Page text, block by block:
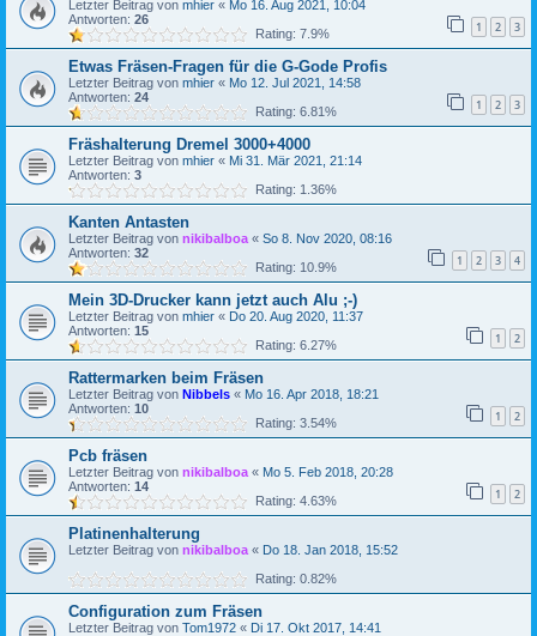
Letzter Beitrag von mhier « Mo 16. Aug 2021, 10:04
Antworten: 26 1 2 3
Rating: 7.9%
Etwas Fräsen-Fragen für die G-Gode Profis
Letzter Beitrag von mhier « Mo 12. Jul 2021, 14:58
Antworten: 24 1 2 3
Rating: 6.81%
Fräshalterung Dremel 3000+4000
Letzter Beitrag von mhier « Mi 31. Mär 2021, 21:14
Antworten: 3
Rating: 1.36%
Kanten Antasten
Letzter Beitrag von nikibalboa « So 8. Nov 2020, 08:16
Antworten: 32 1 2 3 4
Rating: 10.9%
Mein 3D-Drucker kann jetzt auch Alu ;-)
Letzter Beitrag von mhier « Do 20. Aug 2020, 11:37
Antworten: 15 1 2
Rating: 6.27%
Rattermarken beim Fräsen
Letzter Beitrag von Nibbels « Mo 16. Apr 2018, 18:21
Antworten: 10 1 2
Rating: 3.54%
Pcb fräsen
Letzter Beitrag von nikibalboa « Mo 5. Feb 2018, 20:28
Antworten: 14 1 2
Rating: 4.63%
Platinenhalterung
Letzter Beitrag von nikibalboa « Do 18. Jan 2018, 15:52
Rating: 0.82%
Configuration zum Fräsen
Letzter Beitrag von Tom1972 « Di 17. Okt 2017, 14:41